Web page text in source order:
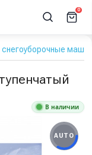
0
снегоуборочные
В наличии
AUTO